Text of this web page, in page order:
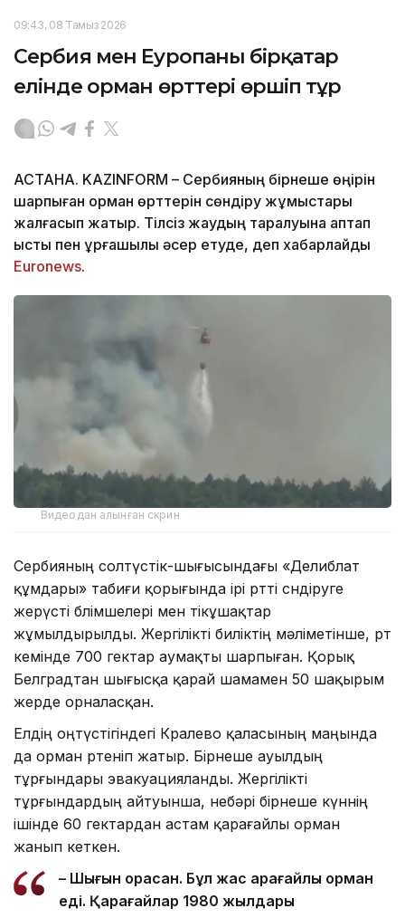
09:43, 08 Тамыз 2026
Сербия мен Еуропаның бірқатар
елінде орман өрттері өршіп тұр
АСТАНА. KAZINFORM – Сербияның бірнеше өңірін
шарпыған орман өрттерін сөндіру жұмыстары
жалғасып жатыр. Тілсіз жаудың таралуына аптап
ыстық пен құрғақшылық әсер етуде, деп хабарлайды
Euronews.
Видеодан алынған скрин
Сербияның солтүстік-шығысындағы «Делиблат
құмдары» табиғи қорығында ірі өртті сөндіруге
жерүсті бөлімшелері мен тікұшақтар
жұмылдырылды. Жергілікті биліктің мәліметінше, өрт
кемінде 700 гектар аумақты шарпыған. Қорық
Белградтан шығысқа қарай шамамен 50 шақырым
жерде орналасқан.
Елдің оңтүстігіндегі Кралево қаласының маңында
да орман өртеніп жатыр. Бірнеше ауылдың
тұрғындары эвакуацияланды. Жергілікті
тұрғындардың айтуынша, небәрі бірнеше күннің
ішінде 60 гектардан астам қарағайлы орман
жанып кеткен.
– Шығын орасан. Бұл жас қарағайлы орман
еді. Қарағайлар 1980 жылдары